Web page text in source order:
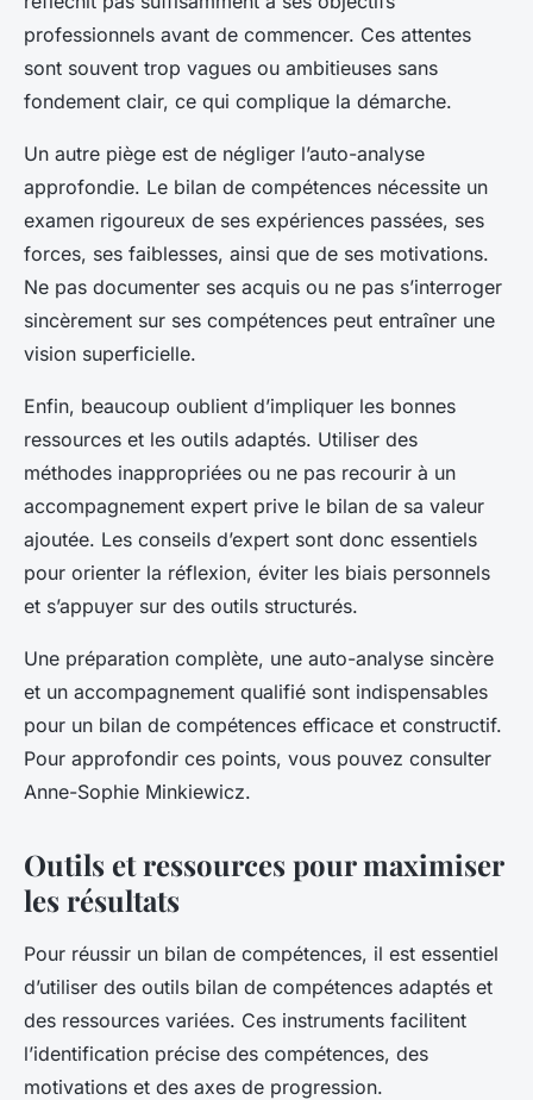
professionnels avant de commencer. Ces attentes
sont souvent trop vagues ou ambitieuses sans
fondement clair, ce qui complique la démarche.
Un autre piège est de négliger l’auto-analyse
approfondie. Le bilan de compétences nécessite un
examen rigoureux de ses expériences passées, ses
forces, ses faiblesses, ainsi que de ses motivations.
Ne pas documenter ses acquis ou ne pas s’interroger
sincèrement sur ses compétences peut entraîner une
vision superficielle.
Enfin, beaucoup oublient d’impliquer les bonnes
ressources et les outils adaptés. Utiliser des
méthodes inappropriées ou ne pas recourir à un
accompagnement expert prive le bilan de sa valeur
ajoutée. Les conseils d’expert sont donc essentiels
pour orienter la réflexion, éviter les biais personnels
et s’appuyer sur des outils structurés.
Une préparation complète, une auto-analyse sincère
et un accompagnement qualifié sont indispensables
pour un bilan de compétences efficace et constructif.
Pour approfondir ces points, vous pouvez consulter
Anne-Sophie Minkiewicz.
Outils et ressources pour maximiser
les résultats
Pour réussir un bilan de compétences, il est essentiel
d’utiliser des outils bilan de compétences adaptés et
des ressources variées. Ces instruments facilitent
l’identification précise des compétences, des
motivations et des axes de progression.